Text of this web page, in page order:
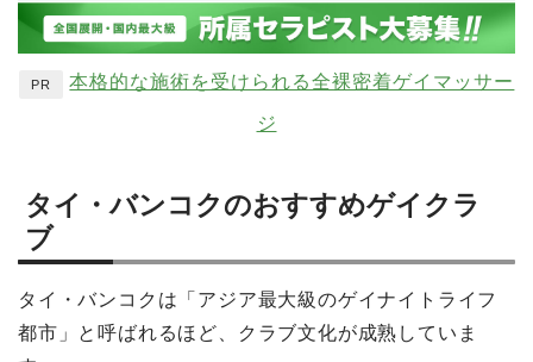
PR 本格的な施術を受けられる全裸密着ゲイマッサー
ジ
タイ・バンコクのおすすめゲイクラ
ブ
タイ・バンコクは「アジア最大級のゲイナイトライフ
都市」と呼ばれるほど、クラブ文化が成熟していま